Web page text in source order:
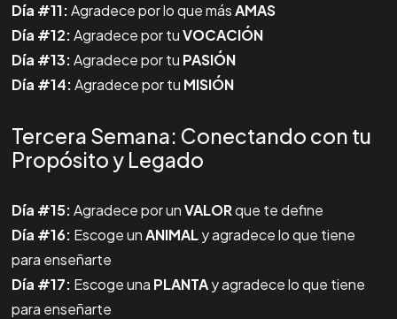
Día #11:Agradece por lo que másAMAS
Día #12:Agradece por tuVOCACIÓN
Día #13:Agradece por tu PASIÓN
Día #14:Agradece por tu MISIÓN
Tercera Semana: Conectando con tu
Propósito y Legado
Día #15:Agradece por unVALORque te define
Día #16: Escoge unANIMALy agradece lo que tiene
para enseñarte
Día #17: Escoge una PLANTAy agradece lo que tiene
para enseñarte